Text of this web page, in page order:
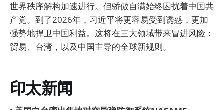
世界秩序解构加速进行。但骄傲自满始终困扰着中国共
产党。到了2026年，习近平将更容易受到诱惑，更加
强势地捍卫中国利益。这将在三大领域带来冒进风险：
贸易、台湾，以及中国主导的全球新规则。
印太新闻